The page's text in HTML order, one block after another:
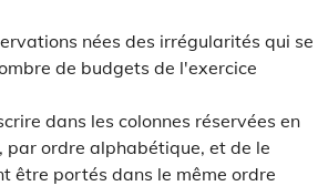
nées des irrégularités qui se
de budgets de l'exercice
dans les colonnes réservées en
par ordre alphabétique, et de le
être portés dans le même ordre